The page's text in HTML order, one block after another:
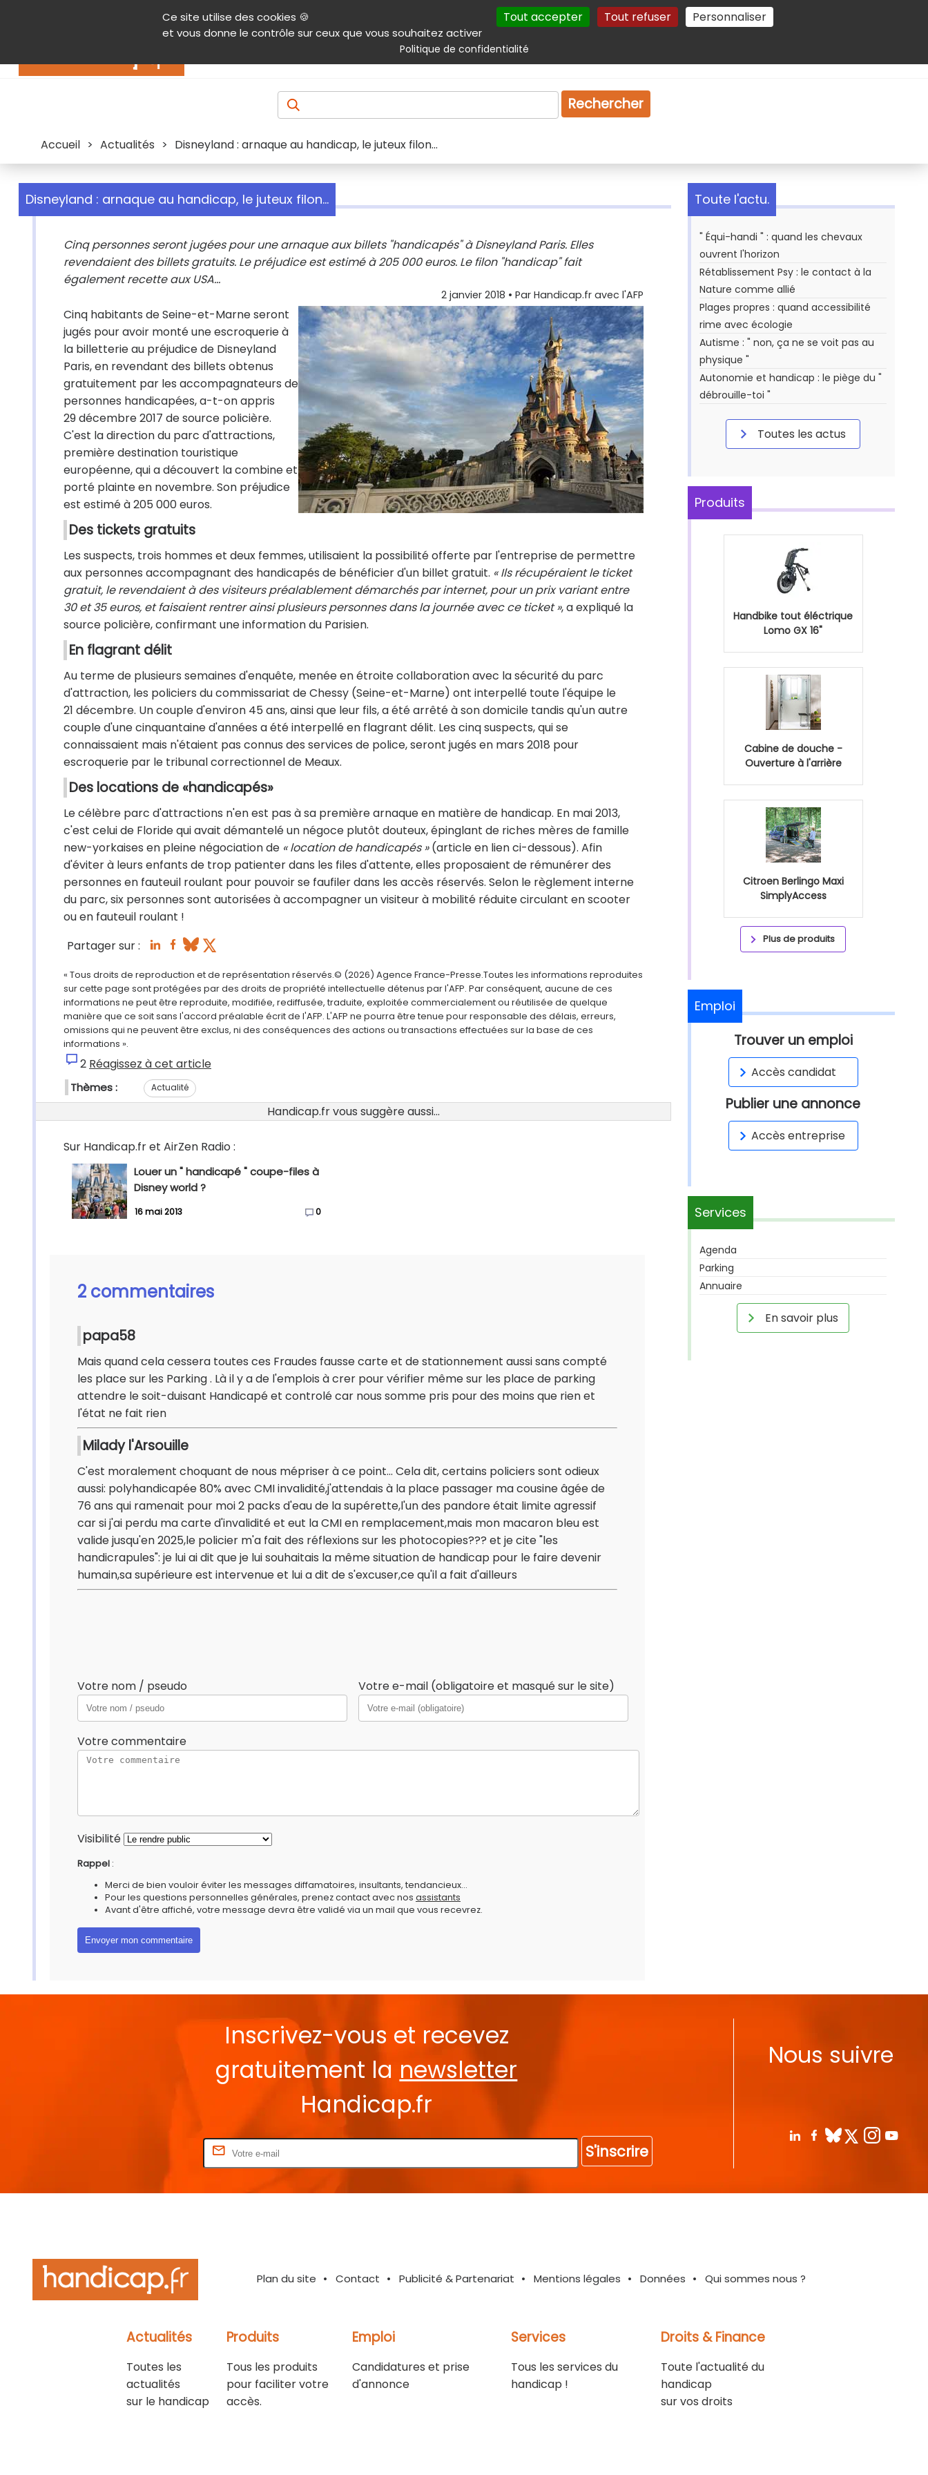
Ce site utilise des cookies 🍪
et vous donne le contrôle sur ceux que vous souhaitez activer
Tout accepter Tout refuser Personnaliser
Politique de confidentialité
Contenu Aide et accessibilité Menu principal Autres services Plan du site Gestion des cookies
Produits & services Emploi Droit
Rechercher
Accueil > Actualités > Disneyland : arnaque au handicap, le juteux filon...
Disneyland : arnaque au handicap, le juteux filon...
Cinq personnes seront jugées pour une arnaque aux billets "handicapés" à Disneyland Paris. Elles
revendaient des billets gratuits. Le préjudice est estimé à 205 000 euros. Le filon "handicap" fait
également recette aux USA...
2 janvier 2018 • Par Handicap.fr avec l'AFP
Cinq habitants de Seine-et-Marne seront
jugés pour avoir monté une escroquerie à
la billetterie au préjudice de Disneyland
Paris, en revendant des billets obtenus
gratuitement par les accompagnateurs de
personnes handicapées, a-t-on appris
29 décembre 2017 de source policière.
C'est la direction du parc d'attractions,
première destination touristique
européenne, qui a découvert la combine et
porté plainte en novembre. Son préjudice
est estimé à 205 000 euros.
Des tickets gratuits
Les suspects, trois hommes et deux femmes, utilisaient la possibilité offerte par l'entreprise de permettre
aux personnes accompagnant des handicapés de bénéficier d'un billet gratuit. « Ils récupéraient le ticket
gratuit, le revendaient à des visiteurs préalablement démarchés par internet, pour un prix variant entre
30 et 35 euros, et faisaient rentrer ainsi plusieurs personnes dans la journée avec ce ticket », a expliqué la
source policière, confirmant une information du Parisien.
En flagrant délit
Au terme de plusieurs semaines d'enquête, menée en étroite collaboration avec la sécurité du parc
d'attraction, les policiers du commissariat de Chessy (Seine-et-Marne) ont interpellé toute l'équipe le
21 décembre. Un couple d'environ 45 ans, ainsi que leur fils, a été arrêté à son domicile tandis qu'un autre
couple d'une cinquantaine d'années a été interpellé en flagrant délit. Les cinq suspects, qui se
connaissaient mais n'étaient pas connus des services de police, seront jugés en mars 2018 pour
escroquerie par le tribunal correctionnel de Meaux.
Des locations de «handicapés»
Le célèbre parc d'attractions n'en est pas à sa première arnaque en matière de handicap. En mai 2013,
c'est celui de Floride qui avait démantelé un négoce plutôt douteux, épinglant de riches mères de famille
new-yorkaises en pleine négociation de « location de handicapés »(article en lien ci-dessous). Afin
d'éviter à leurs enfants de trop patienter dans les files d'attente, elles proposaient de rémunérer des
personnes en fauteuil roulant pour pouvoir se faufiler dans les accès réservés. Selon le règlement interne
du parc, six personnes sont autorisées à accompagner un visiteur à mobilité réduite circulant en scooter
ou en fauteuil roulant !
Partager sur :
« Tous droits de reproduction et de représentation réservés.© (2026) Agence France-Presse.Toutes les informations reproduites
sur cette page sont protégées par des droits de propriété intellectuelle détenus par l'AFP. Par conséquent, aucune de ces
informations ne peut être reproduite, modifiée, rediffusée, traduite, exploitée commercialement ou réutilisée de quelque
manière que ce soit sans l'accord préalable écrit de l'AFP. L'AFP ne pourra être tenue pour responsable des délais, erreurs,
omissions qui ne peuvent être exclus, ni des conséquences des actions ou transactions effectuées sur la base de ces
informations ».
2 Réagissez à cet article
Thèmes : Actualité
Handicap.fr vous suggère aussi...
Sur Handicap.fr et AirZen Radio :
Louer un " handicapé " coupe-files à
Disney world ?
16 mai 2013 0
2 commentaires
papa58
Mais quand cela cessera toutes ces Fraudes fausse carte et de stationnement aussi sans compté
les place sur les Parking . Là il y a de l'emplois à crer pour vérifier même sur les place de parking
attendre le soit-duisant Handicapé et controlé car nous somme pris pour des moins que rien et
l'état ne fait rien
Milady l'Arsouille
C'est moralement choquant de nous mépriser à ce point... Cela dit, certains policiers sont odieux
aussi: polyhandicapée 80% avec CMI invalidité,j'attendais à la place passager ma cousine âgée de
76 ans qui ramenait pour moi 2 packs d'eau de la supérette,l'un des pandore était limite agressif
car si j'ai perdu ma carte d'invalidité et eut la CMI en remplacement,mais mon macaron bleu est
valide jusqu'en 2025,le policier m'a fait des réflexions sur les photocopies??? et je cite "les
handicrapules": je lui ai dit que je lui souhaitais la même situation de handicap pour le faire devenir
humain,sa supérieure est intervenue et lui a dit de s'excuser,ce qu'il a fait d'ailleurs
Votre nom / pseudo Votre e-mail (obligatoire et masqué sur le site)
Votre commentaire
Visibilité
Rappel :
Merci de bien vouloir éviter les messages diffamatoires, insultants, tendancieux...
Pour les questions personnelles générales, prenez contact avec nos assistants
Avant d'être affiché, votre message devra être validé via un mail que vous recevrez.
Toute l'actu.
" Équi-handi " : quand les chevaux
ouvrent l'horizon
Rétablissement Psy : le contact à la
Nature comme allié
Plages propres : quand accessibilité
rime avec écologie
Autisme : " non, ça ne se voit pas au
physique "
Autonomie et handicap : le piège du "
débrouille-toi "
Toutes les actus
Produits
Handbike tout éléctrique
Lomo GX 16"
Cabine de douche -
Ouverture à l'arrière
Citroen Berlingo Maxi
SimplyAccess
Plus de produits
Emploi
Trouver un emploi
Accès candidat
Publier une annonce
Accès entreprise
Services
Agenda
Parking
Annuaire
En savoir plus
Inscrivez-vous et recevez
gratuitement la newsletter
Handicap.fr
S'inscrire
Nous suivre
Plan du site Contact Publicité & Partenariat Mentions légales Données Qui sommes nous ?
Actualités
Toutes les
actualités
sur le handicap
Produits
Tous les produits
pour faciliter votre
accès.
Emploi
Candidatures et prise
d'annonce
Services
Tous les services du
handicap !
Droits & Finance
Toute l'actualité du
handicap
sur vos droits